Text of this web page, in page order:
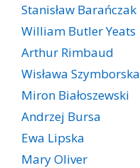
Stanisław Barańczak
William Butler Yeats
Arthur Rimbaud
Wisława Szymborska
Miron Białoszewski
Andrzej Bursa
Ewa Lipska
Mary Oliver